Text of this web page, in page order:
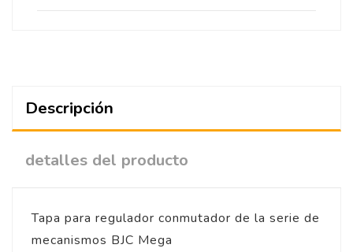
Descripción
detalles del producto
Tapa para regulador conmutador de la serie de
mecanismos BJC Mega